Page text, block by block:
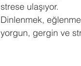
strese ulaşıyor.
Dinlenmek,
yorgun, gergin ve